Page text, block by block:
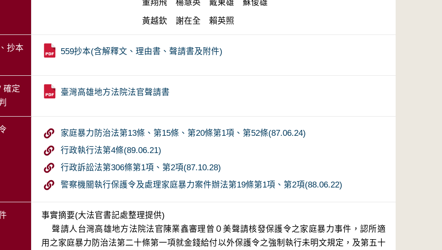
黃越欽　謝在全　賴英照
抄本 559抄本(含解釋文、理由書、聲請書及附件)
確定
臺灣高雄地方法院法官聲請書
家庭暴力防治法第13條、第15條、第20條第1項、第52條(87.06.24)
行政執行法第4條(89.06.21)
行政訴訟法第306條第1項、第2項(87.10.28)
警察機關執行保護令及處理家庭暴力案件辦法第19條第1項、第2項(88.06.22)
事實摘要(大法官書記處整理提供)
    聲請人台灣高雄地方法院法官陳業鑫審理曾０美聲請核發保護令之家庭暴力事件，認所適
用之家庭暴力防治法第二十條第一項就金錢給付以外保護令之強制執行未明文規定，及第五十